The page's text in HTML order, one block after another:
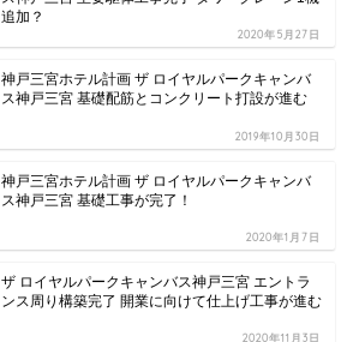
追加？
2020年5月27日
神戸三宮ホテル計画 ザ ロイヤルパークキャンバ
ス神戸三宮 基礎配筋とコンクリート打設が進む
2019年10月30日
神戸三宮ホテル計画 ザ ロイヤルパークキャンバ
ス神戸三宮 基礎工事が完了！
2020年1月7日
ザ ロイヤルパークキャンバス神戸三宮 エントラ
ンス周り構築完了 開業に向けて仕上げ工事が進む
2020年11月3日